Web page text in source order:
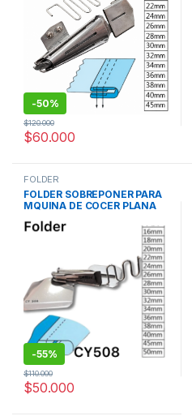
-50%
$60.000
$120.000
FOLDER
FOLDER SOBREPONER PARA
MQUINA DE COCER PLANA
-55%
$50.000
$110.000